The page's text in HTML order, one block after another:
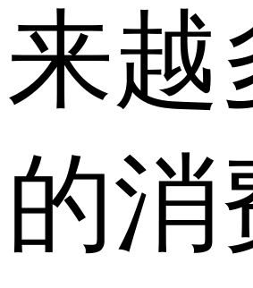
来越
的消